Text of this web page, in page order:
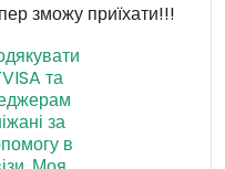
зможу приїхати!!!